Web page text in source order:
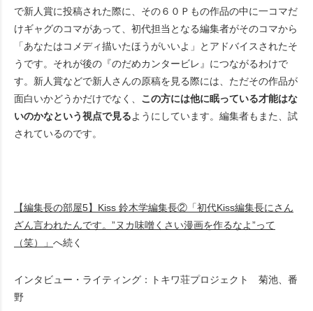
で新人賞に投稿された際に、その６０Ｐもの作品の中に一コマだ
けギャグのコマがあって、初代担当となる編集者がそのコマから
「あなたはコメディ描いたほうがいいよ」とアドバイスされたそ
うです。それが後の『のだめカンタービレ』につながるわけで
す。新人賞などで新人さんの原稿を見る際には、ただその作品が
面白いかどうかだけでなく、 この方には他に眠っている才能はな
いのかなという視点で見るようにしています。編集者もまた、試
されているのです。
【編集長の部屋5】Kiss 鈴木学編集長②「初代Kiss編集長にさん
ざん言われたんです。”ヌカ味噌くさい漫画を作るなよ”って
（笑）」 へ続く
インタビュー・ライティング：トキワ荘プロジェクト 菊池、番
野